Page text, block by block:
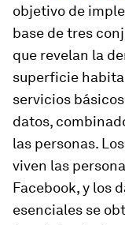
objetivo de
base de tres
que revelan la
superficie
servicios
datos,
las personas.
viven las
Facebook, y los
esenciales se